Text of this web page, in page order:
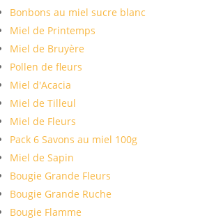
Bonbons au miel sucre blanc
Miel de Printemps
Miel de Bruyère
Pollen de fleurs
Miel d'Acacia
Miel de Tilleul
Miel de Fleurs
Pack 6 Savons au miel 100g
Miel de Sapin
Bougie Grande Fleurs
Bougie Grande Ruche
Bougie Flamme